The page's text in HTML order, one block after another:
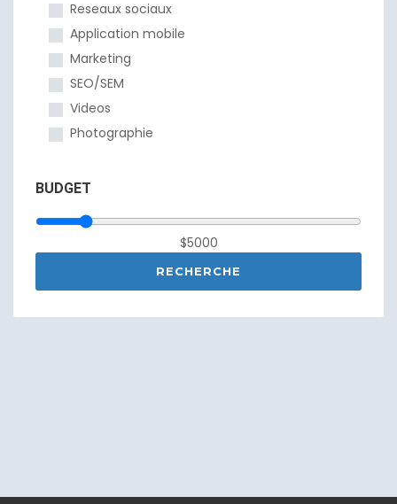
Reseaux sociaux
Application mobile
Marketing
SEO/SEM
Videos
Photographie
BUDGET
$5000
RECHERCHE